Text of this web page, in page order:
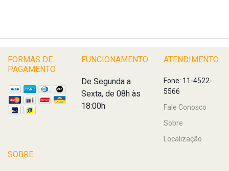
FORMAS DE
PAGAMENTO
FUNCIONAMENTO
De Segunda a
Sexta, de 08h às
18:00h
ATENDIMENTO
Fone: 11-4522-
5566
Fale Conosco
Sobre
Localização
SOBRE